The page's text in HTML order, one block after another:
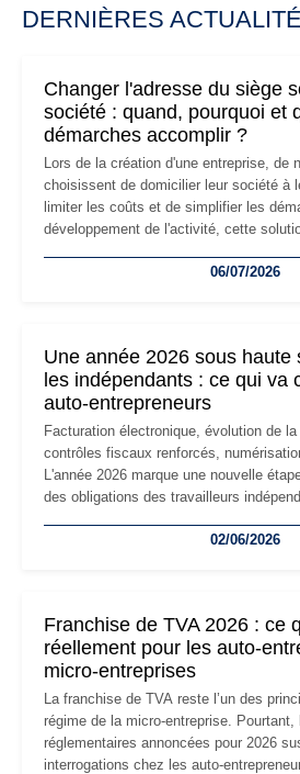
DERNIÈRES
Changer l'adresse du siège
société : quand, pourquoi et
démarches accomplir ?
Lors de la création d'une entreprise, de
choisissent de domicilier leur société à
limiter les coûts et de simplifier les
développement de l'activité, cette
professionnels, recrutement, image de
06/07/2026
Une année 2026 sous haute
les indépendants : ce qui va
auto-entrepreneurs
Facturation électronique, évolution de
contrôles fiscaux renforcés,
L'année 2026 marque une nouvelle
des obligations des travailleurs
les auto-entrepreneurs devront02/06/2026
Franchise de TVA 2026 : ce
réellement pour les auto-
micro-entreprises
La franchise de TVA reste l’un des
régime de la micro-entreprise. Pourtant,
réglementaires annoncées pour 2026
interrogations chez les auto-